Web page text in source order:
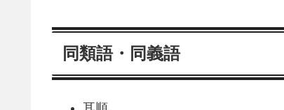
同類語・同義語